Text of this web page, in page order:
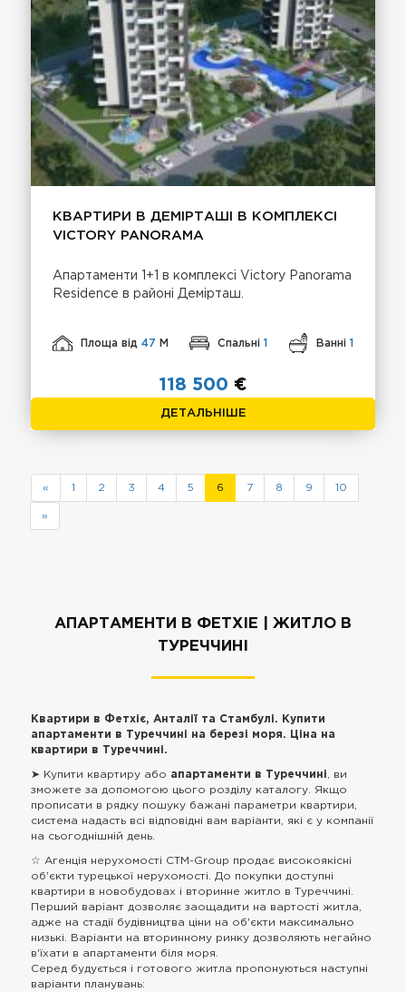
КВАРТИРИ В ДЕМІРТАШІ В КОМПЛЕКСІ
VICTORY PANORAMA
Апартаменти 1+1 в комплексі Victory Panorama
Residence в районі Демірташ.
Площа від47 М Спальні 1 Ванні 1
118 500 €
ДЕТАЛЬНІШЕ
« 1 2 3 4 5 6 7 8 9 10
»
АПАРТАМЕНТИ В ФЕТХІЕ | ЖИТЛО В
ТУРЕЧЧИНІ
Квартири в Фетхіє, Анталії та Стамбулі. Купити
апартаменти в Туреччині на березі моря. Ціна на
квартири в Туреччині.
➤ Купити квартиру або апартаменти в Туреччині, ви
зможете за допомогою цього розділу каталогу. Якщо
прописати в рядку пошуку бажані параметри квартири,
система надасть всі відповідні вам варіанти, які є у компанії
на сьогоднішній день.
☆ Агенція нерухомості CTM-Group продає високоякісні
об'єкти турецької нерухомості. До покупки доступні
квартири в новобудовах і вторинне житло в Туреччині.
Перший варіант дозволяє заощадити на вартості житла,
адже на стадії будівництва ціни на об'єкти максимально
низькі. Варіанти на вторинному ринку дозволяють негайно
в'їхати в апартаменти біля моря.
Серед будується і готового житла пропонуються наступні
варіанти планувань: